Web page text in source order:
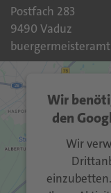
Postfach 283
9490 Vaduz
Wir
den
Wir